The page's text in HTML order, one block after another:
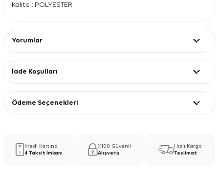
Kalite : POLYESTER
Yorumlar
İade Koşulları
Ödeme Seçenekleri
Kredi Kartına
4 Taksit İmkanı
%100 Güvenli
Alışveriş
Hızlı Kargo
Teslimat